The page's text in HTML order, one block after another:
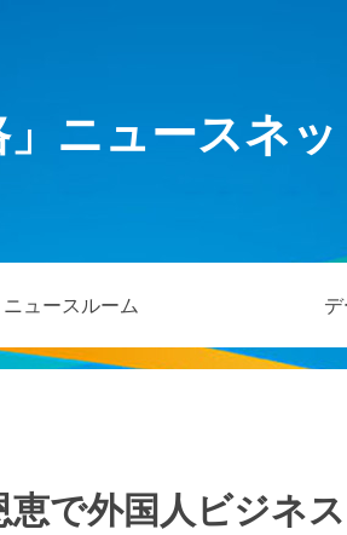
」ニュースネ
ニュースルーム
恵で外国人ビジネ